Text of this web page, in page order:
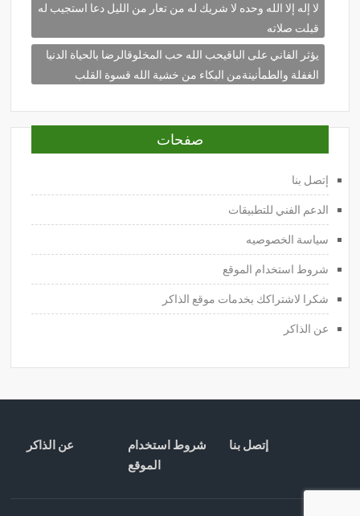
لا إله إلا الله وحده لا شريك له من تعار من الليل دعا استجيب له
قبلت صلاته
يؤثر الفاني على الباقيحب الله حب المخلوقالرضا بالحياة الدنيا
الغفلة والطمأنينةمن البكاء من خشية الله قسوة القلب
صفحات
إتصل بنا
الدعم الفني للتطبيقات
سياسة الخصوصيه
شروط استخدام الموقع
شكرا لاشتراكك بخدمات موقع الذاكر
عن الذاكر
إتصل بنا
شروط استخدام
الموقع
عن الذاكر